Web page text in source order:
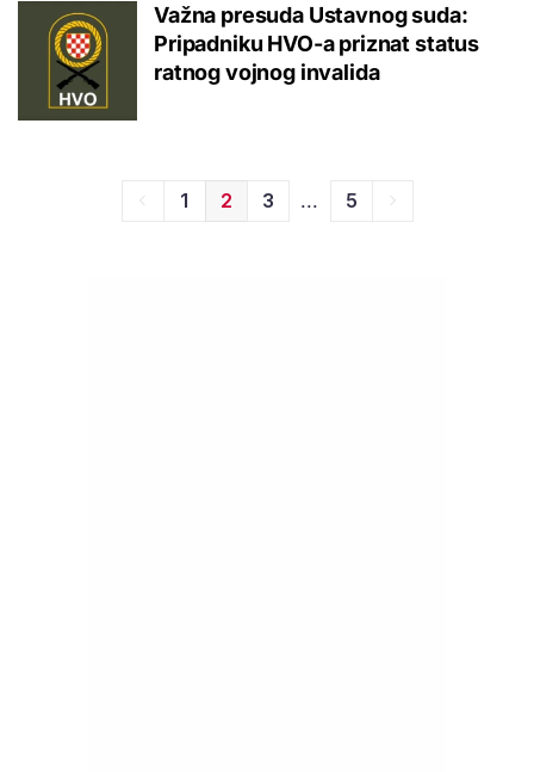
Važna presuda Ustavnog suda:
Pripadniku HVO-a priznat status
ratnog vojnog invalida
1 2 3 ... 5